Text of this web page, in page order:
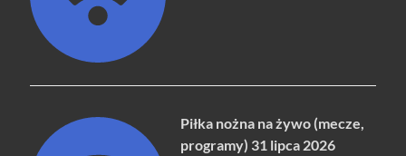
Piłka nożna na żywo (mecze,
programy) 31 lipca 2026